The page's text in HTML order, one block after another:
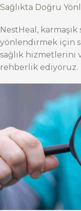
Sağlıkta Doğru
NestHeal,
yönlendirmek için
sağlık hizmetlerini
rehberlik ediyoruz.